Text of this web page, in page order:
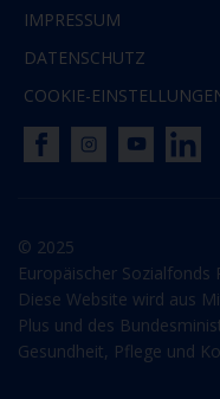
IMPRESSUM
DATENSCHUTZ
COOKIE-
© 2025
Europäischer Sozialfonds
Diese Website wird aus
Plus und des
Gesundheit, Pflege und